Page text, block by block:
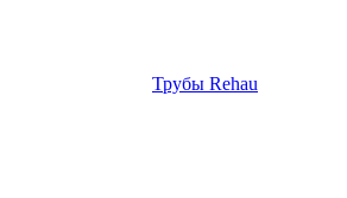
Трубы Rehau